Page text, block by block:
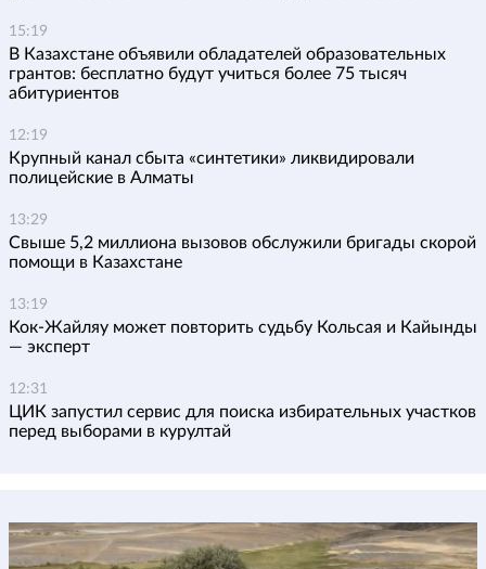
15:19
В Казахстане объявили обладателей образовательных
грантов: бесплатно будут учиться более 75 тысяч
абитуриентов
12:19
Крупный канал сбыта «синтетики» ликвидировали
полицейские в Алматы
13:29
Свыше 5,2 миллиона вызовов обслужили бригады скорой
помощи в Казахстане
13:19
Кок-Жайляу может повторить судьбу Кольсая и Кайынды
— эксперт
12:31
ЦИК запустил сервис для поиска избирательных участков
перед выборами в курултай